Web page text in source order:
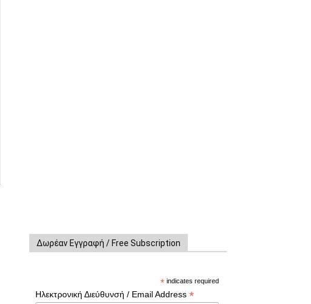
Δωρέαν Εγγραφή / Free Subscription
* indicates required
Ηλεκτρονική Διεύθυνσή / Email Address *